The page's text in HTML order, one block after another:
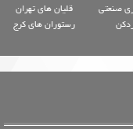
صنعتی
قلیان های تهران
رستوران های کرج